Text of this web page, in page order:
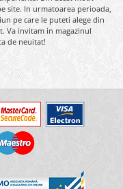
site. In urmatoarea perioada,
pe care le puteti alege din
Va invitam in magazinul
de neuitat!